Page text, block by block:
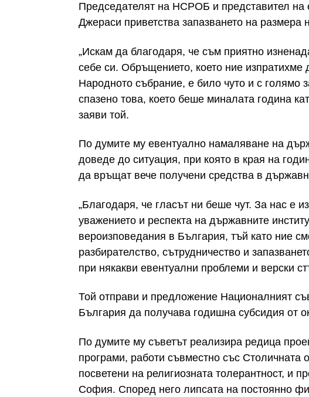
Председателят на НСРОБ и представител на
Джераси приветства запазването на размера
„Искам да благодаря, че съм приятно
себе си. Обръщението, което ние изпратихме
Народното събрание, е било чуто и с голямо
спазено това, което беше миналата година
заяви той.
По думите му евентуално намаляване на
доведе до ситуация, при която в края на
да връщат вече получени средства в
„Благодаря, че гласът ни беше чут. За нас е
уважението и респекта на държавните
вероизповедания в България, тъй като ние
разбирателство, сътрудничество и
при някакви евентуални проблеми и верски
Той отправи и предложение Националният
България да получава годишна субсидия от
По думите му съветът реализира редица
програми, работи съвместно със Столичната
посветени на религиозната толерантност, и
София. Според него липсата на постоянно